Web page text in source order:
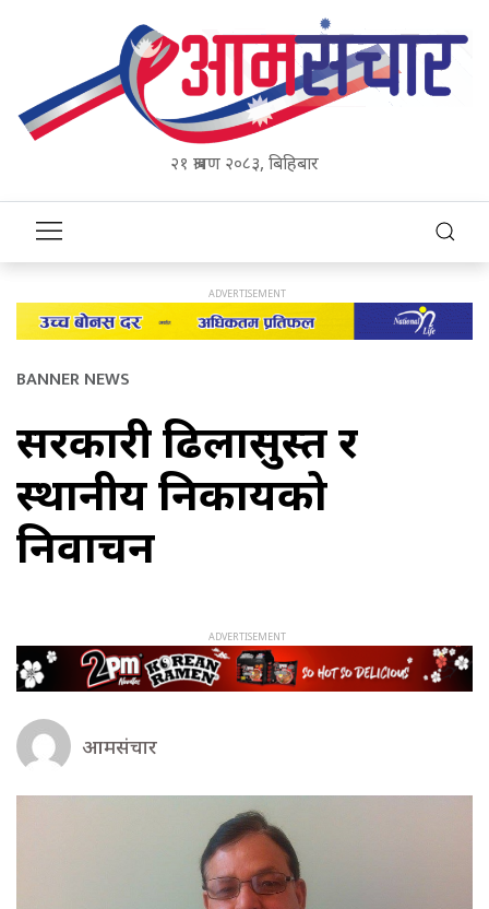
२१ श्रावण २०८३, बिहिबार
BANNER NEWS
सरकारी ढिलासुस्त र
स्थानीय निकायको
निर्वाचन
आमसंचार